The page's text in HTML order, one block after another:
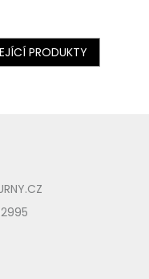
133,...
PRODUKTY